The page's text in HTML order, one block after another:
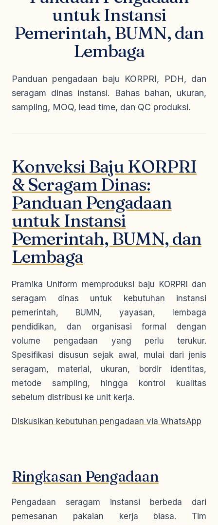
Seragam Medis
Seragam Cleaning Service
Olahraga
untuk Instansi
Pemerintah, BUMN, dan
Lembaga
Panduan pengadaan baju KORPRI, PDH, dan
seragam dinas instansi. Bahas bahan, ukuran,
sampling, MOQ, lead time, dan QC produksi.
Konveksi Baju KORPRI
& Seragam Dinas:
Panduan Pengadaan
untuk Instansi
Pemerintah, BUMN, dan
Lembaga
Pramika Uniform memproduksi baju KORPRI dan
seragam dinas untuk kebutuhan instansi
pemerintah, BUMN, yayasan, lembaga
pendidikan, dan organisasi formal dengan
volume pengadaan yang perlu terukur.
Spesifikasi disusun sejak awal, mulai dari jenis
seragam, material, ukuran, bordir identitas,
metode sampling, hingga kontrol kualitas
sebelum distribusi ke unit kerja.
Diskusikan kebutuhan pengadaan via WhatsApp
Ringkasan Pengadaan
Pengadaan seragam instansi berbeda dari
pemesanan pakaian kerja biasa. Tim